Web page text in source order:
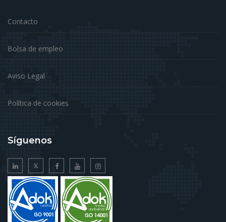
Contacto
Bolsa de empleo
Aviso Legal
Política de cookies
Síguenos